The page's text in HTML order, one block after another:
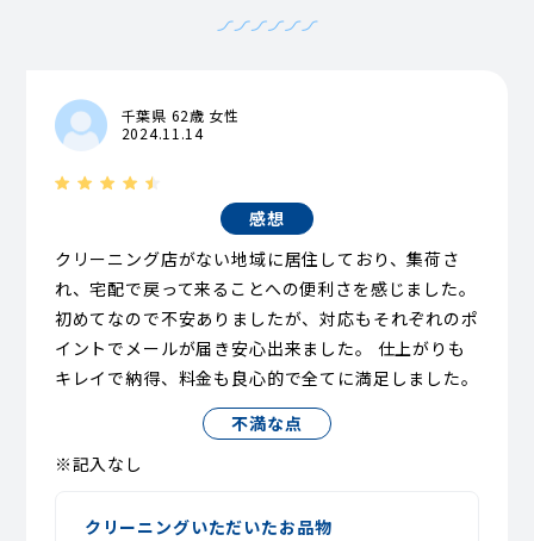
千葉県 62歳 女性
2024.11.14
感想
クリーニング店がない地域に居住しており、集荷さ
れ、宅配で戻って来ることへの便利さを感じました。
初めてなので不安ありましたが、対応もそれぞれのポ
イントでメールが届き安心出来ました。 仕上がりも
キレイで納得、料金も良心的で全てに満足しました。
不満な点
※記入なし
クリーニングいただいたお品物